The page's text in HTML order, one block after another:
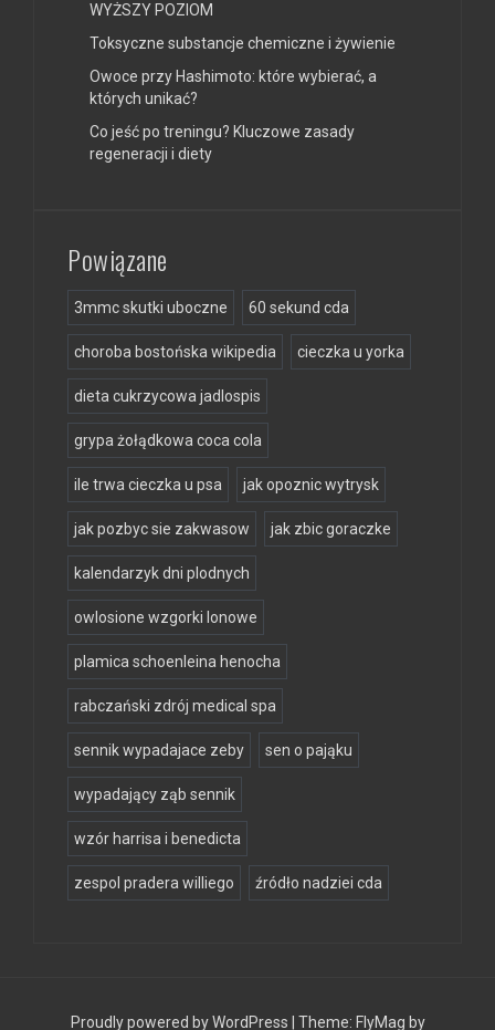
WYŻSZY POZIOM
Toksyczne substancje chemiczne i żywienie
Owoce przy Hashimoto: które wybierać, a
których unikać?
Co jeść po treningu? Kluczowe zasady
regeneracji i diety
Powiązane
3mmc skutki uboczne 60 sekund cda
choroba bostońska wikipedia cieczka u yorka
dieta cukrzycowa jadlospis
grypa żołądkowa coca cola
ile trwa cieczka u psa jak opoznic wytrysk
jak pozbyc sie zakwasow jak zbic goraczke
kalendarzyk dni plodnych
owlosione wzgorki lonowe
plamica schoenleina henocha
rabczański zdrój medical spa
sennik wypadajace zeby sen o pająku
wypadający ząb sennik
wzór harrisa i benedicta
zespol pradera williego źródło nadziei cda
Proudly powered by WordPress Theme: FlyMag by